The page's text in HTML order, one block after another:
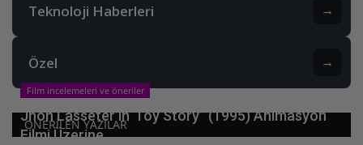
Teknoloji Haberleri →
Özel →
ONERILEN YAZILAR
Film incelemeleri ve öneriler
Jhon Lasseter’in“Toy Story” (1995) Animasyon
Filmi Üzerine